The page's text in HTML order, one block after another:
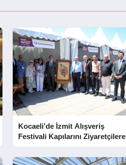
Kocaeli’de İzmit Alışveriş
Festivali Kapılarını Ziyaretçilere
Açtı